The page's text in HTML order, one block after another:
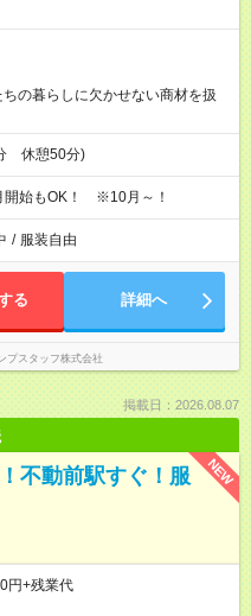
の暮らしに欠かせない商材を扱
休憩50分)
始もOK！ ※10月～！
/ 服装自由
る 詳細へ
プスタッフ株式会社
掲載日：2026.08.07
NEW
不動前駅すぐ！服
円+残業代